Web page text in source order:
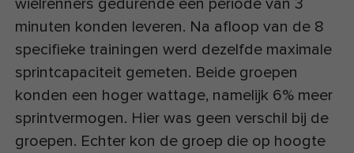
wielrenners gedurende een periode van 3
minuten konden leveren. Na afloop van de 8
specifieke trainingen werd dezelfde maximale
sprintcapaciteit gemeten. Beide groepen
konden een hoger wattage, namelijk 6% meer
sprintvermogen. Hier was geen verschil bij de
groepen. Echter kon de groep die op hoogte